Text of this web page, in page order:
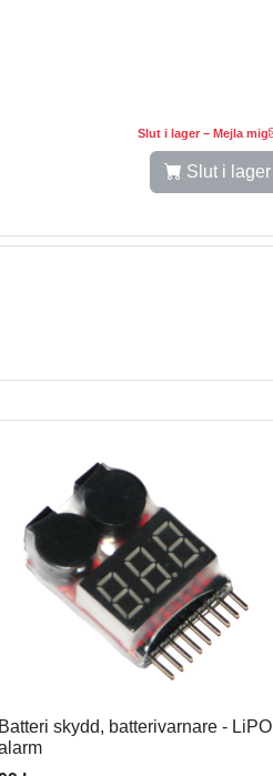
Slut i lager – Mejla mig
Slut i lager
Batteri skydd, batterivarnare - LiPO